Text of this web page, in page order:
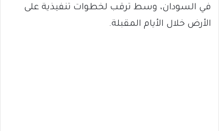
في السودان، وسط ترقب لخطوات تنفيذية على
الأرض خلال الأيام المقبلة.